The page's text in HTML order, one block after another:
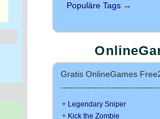
Populäre Tags →
Gratis OnlineGames
+ Legendary Sniper
+ Kick the Zombie